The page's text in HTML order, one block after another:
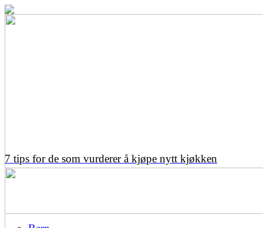
7 tips for de som vurderer å kjøpe nytt kjøkken